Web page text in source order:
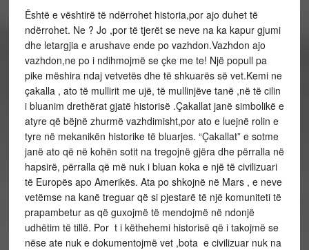
Është e vështirë të ndërrohet historia,por ajo duhet të
ndërrohet. Ne ? Jo ,por të tjerët se neve na ka kapur gjumi
dhe letargjia e arushave ende po vazhdon.Vazhdon ajo
vazhdon,ne po i ndihmojmë se çke me te! Një popull pa
pike mëshira ndaj vetvetës dhe të shkuarës së vet.Kemi ne
çakalla , ato të mullirit me ujë, të mullinjëve tanë ,në të cilin
i bluanim drethërat gjatë historisë .Çakallat janë simbolikë e
atyre që bëjnë zhurmë vazhdimisht,por ato e luejnë rolin e
tyre në mekanikën historike të bluarjes. “Çakallat” e sotme
janë ato që në kohën sotit na tregojnë gjëra dhe përralla në
hapsirë, përralla që më nuk i bluan koka e një të civilizuari
të Europës apo Amerikës. Ata po shkojnë në Mars , e neve
vetëmse na kanë treguar që si pjestarë të një komuniteti të
prapambetur as që guxojmë të mendojmë në ndonjë
udhëtim të tillë. Por t i këthehemi historisë që i takojmë se
nëse ate nuk e dokumentojmë vet ,bota e civilizuar nuk na